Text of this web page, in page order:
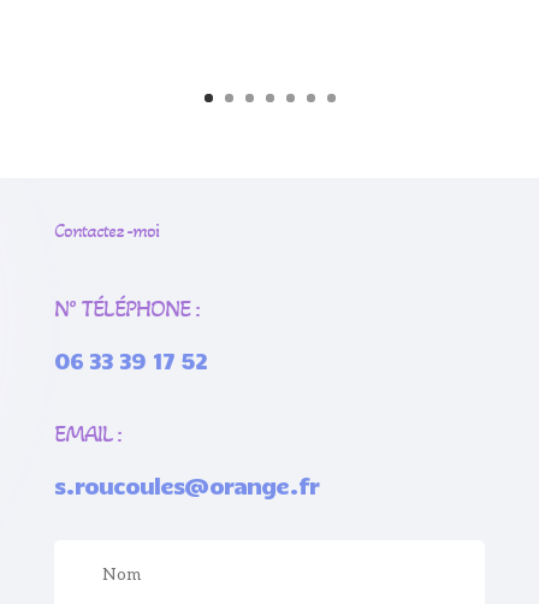
Contactez -moi
N° TÉLÉPHONE :
06 33 39 17 52
EMAIL :
s.roucoules@orange.fr